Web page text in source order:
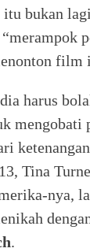
bukan
film
harus
mengobati
Tina
nya,
.